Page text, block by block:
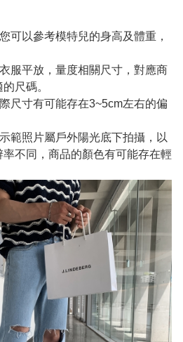
可以參考模特兒的身高及體重，
服平放，量度相關尺寸，對應商
尺碼。
尺寸有可能存在3~5cm左右的偏
範照片屬戶外陽光底下拍攝，以
不同，商品的顏色有可能存在輕